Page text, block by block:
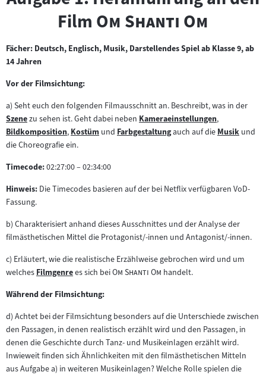
Film "
Om Shanti Om
Fächer: Deutsch, Englisch, Musik, Darstellendes Spiel ab Klasse 9, ab
14 Jahren
Vor der Filmsichtung:
a) Seht euch den folgenden Filmausschnitt an. Beschreibt, was in der
Zum
Inhalt:
Szenezu sehen ist. Geht dabei neben Zum
Inhalt:
Kameraeinstellungen,
Zum
Inhalt:
Bildkomposition,Zum
Inhalt:
Kostüm und Zum
Farbgestaltungauch auf dieZum
Musik und
die Choreografie ein.
Timecode:02:27:00 – 02:34:00
Hinweis: Die Timecodes basieren auf der bei Netflix verfügbaren VoD-
Fassung.
b) Charakterisiert anhand dieses Ausschnittes und der Analyse der
filmästhetischen Mittel die Protagonist/-innen und Antagonist/-innen.
c) Erläutert, wie die realistische Erzählweise gebrochen wird und um
welchesZum
Inhalt:
Filmgenrees sich bei"
Om Shanti Om "handelt.
Während der Filmsichtung:
d) Achtet bei der Filmsichtung besonders auf die Unterschiede zwischen
den Passagen, in denen realistisch erzählt wird und den Passagen, in
denen die Geschichte durch Tanz- und Musikeinlagen erzählt wird.
Inwieweit finden sich Ähnlichkeiten mit den filmästhetischen Mitteln
aus Aufgabe a) in weiteren Musikeinlagen? Welche Rolle spielen die